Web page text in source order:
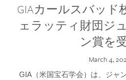
GIAカールスバッド
ェラッティ財団ジ
ン賞を
March 4,
GIA（米国宝石学会）は、ジャ